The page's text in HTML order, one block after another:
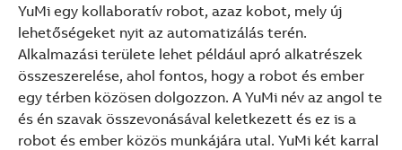
YuMi egy kollaboratív robot, azaz kobot, mely új
lehetőségeket nyit az automatizálás terén.
Alkalmazási területe lehet például apró alkatrészek
összeszerelése, ahol fontos, hogy a robot és ember
egy térben közösen dolgozzon. A YuMi név az angol te
és én szavak összevonásával keletkezett és ez is a
robot és ember közös munkájára utal. YuMi két karral